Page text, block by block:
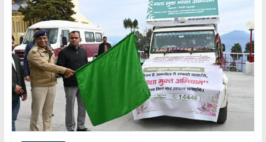
हर
खबर
।
सच्ची
खबर
।
सबकी
खबर